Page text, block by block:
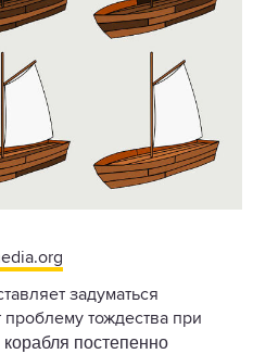
задуматься
проблему тождества при
корабля постепенно